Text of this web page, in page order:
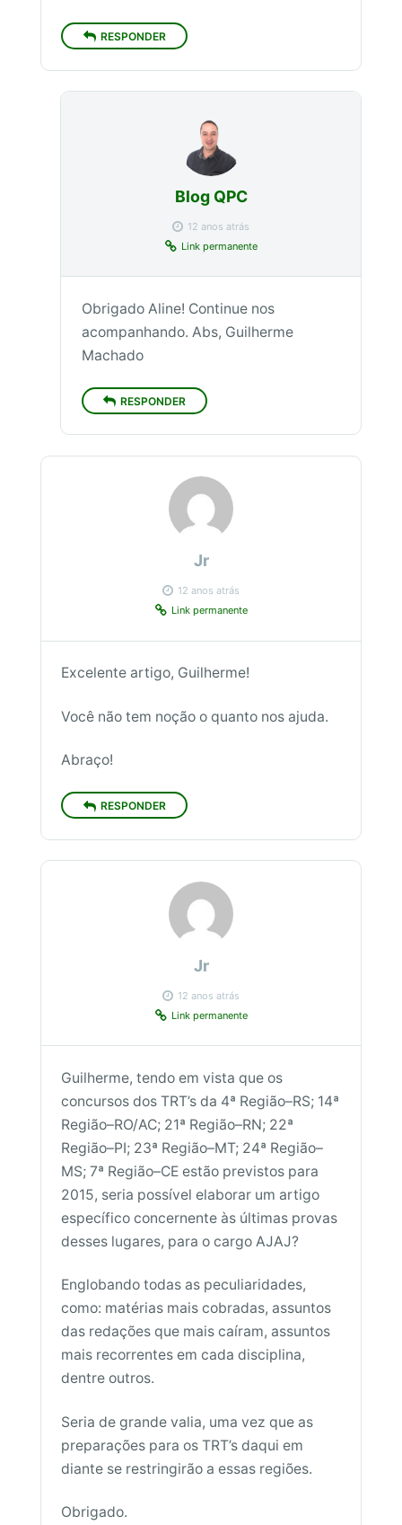
RESPONDER
Blog QPC
12 anos atrás
Link permanente
Obrigado Aline! Continue nos
acompanhando. Abs, Guilherme
Machado
RESPONDER
Jr
12 anos atrás
Link permanente
Excelente artigo, Guilherme!
Você não tem noção o quanto nos ajuda.
Abraço!
RESPONDER
Jr
12 anos atrás
Link permanente
Guilherme, tendo em vista que os
concursos dos TRT’s da 4ª Região–RS; 14ª
Região–RO/AC; 21ª Região–RN; 22ª
Região–PI; 23ª Região–MT; 24ª Região–
MS; 7ª Região–CE estão previstos para
2015, seria possível elaborar um artigo
específico concernente às últimas provas
desses lugares, para o cargo AJAJ?
Englobando todas as peculiaridades,
como: matérias mais cobradas, assuntos
das redações que mais caíram, assuntos
mais recorrentes em cada disciplina,
dentre outros.
Seria de grande valia, uma vez que as
preparações para os TRT’s daqui em
diante se restringirão a essas regiões.
Obrigado.